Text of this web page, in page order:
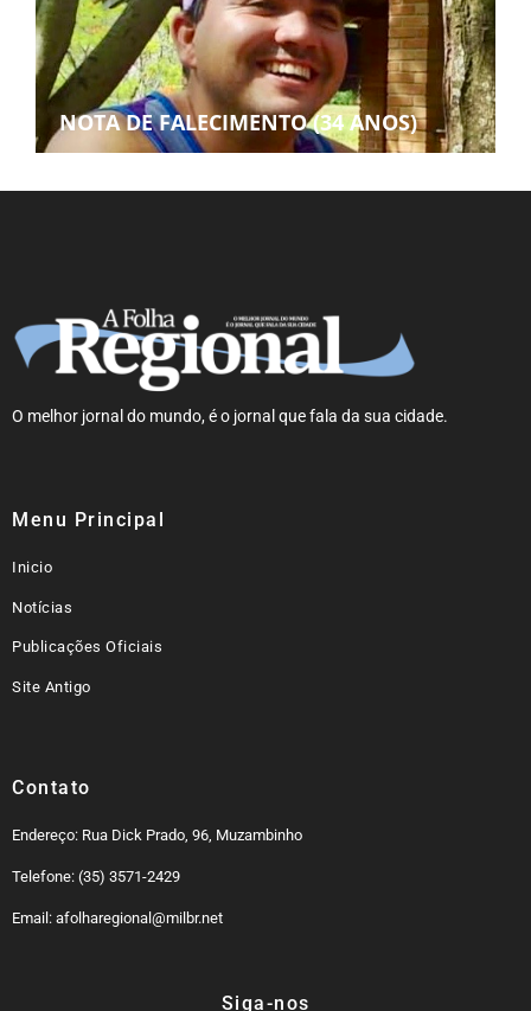
NOTA DE FALECIMENTO (34 ANOS)
O melhor jornal do mundo, é o jornal que fala da sua cidade.
Menu Principal
Inicio
Notícias
Publicações Oficiais
Site Antigo
Contato
Endereço: Rua Dick Prado, 96, Muzambinho
Telefone: (35) 3571-2429
Email: afolharegional@milbr.net
Siga-nos